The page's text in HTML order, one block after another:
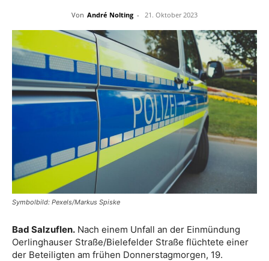
Von André Nolting - 21. Oktober 2023
Symbolbild: Pexels/Markus Spiske
Bad Salzuflen. Nach einem Unfall an der Einmündung
Oerlinghauser Straße/Bielefelder Straße flüchtete einer
der Beteiligten am frühen Donnerstagmorgen, 19.